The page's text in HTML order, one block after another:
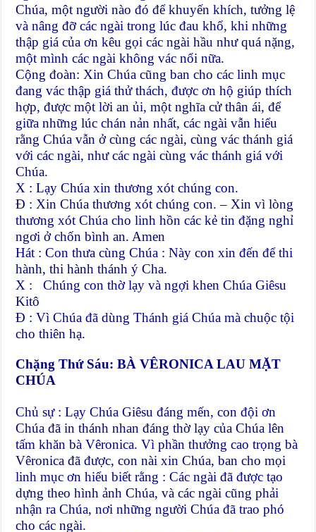
Chúa, một người nào đó để khuyến khích, tưởng lệ
và nâng đỡ các ngài trong lúc đau khổ, khi những
thập giá của ơn kêu gọi các ngài hầu như quá nặng,
một mình các ngài không vác nổi nữa.
Cộng đoàn: Xin Chúa cũng ban cho các linh mục
đang vác thập giá thử thách, được ơn hộ giúp thích
hợp, được một lời an ủi, một nghĩa cử thân ái, để
giữa những lúc chán nản nhất, các ngài vẫn hiểu
rằng Chúa vẫn ở cùng các ngài, cùng vác thánh giá
với các ngài, như các ngài cùng vác thánh giá với
Chúa.
X : Lạy Chúa xin thương xót chúng con.
Đ : Xin Chúa thương xót chúng con. – Xin vì lòng
thương xót Chúa cho linh hồn các kẻ tin đặng nghỉ
ngơi ở chốn bình an. Amen
Hát : Con thưa cùng Chúa : Này con xin đến để thi
hành, thi hành thánh ý Cha.
X : Chúng con thờ lạy và ngợi khen Chúa Giêsu
Kitô
Đ : Vì Chúa đã dùng Thánh giá Chúa mà chuộc tội
cho thiên hạ.
Chặng Thứ Sáu: BÀ VÊRONICA LAU MẶT
CHÚA
Chủ sự : Lạy Chúa Giêsu đáng mến, con đội ơn
Chúa đã in thánh nhan đáng thờ lạy của Chúa lên
tấm khăn bà Vêronica. Vì phần thưởng cao trọng bà
Vêronica đã được, con nài xin Chúa, ban cho mọi
linh mục ơn hiểu biết rằng : Các ngài đã được tạo
dựng theo hình ảnh Chúa, và các ngài cũng phải
nhận ra Chúa, nơi những người Chúa đã trao phó
cho các ngài.